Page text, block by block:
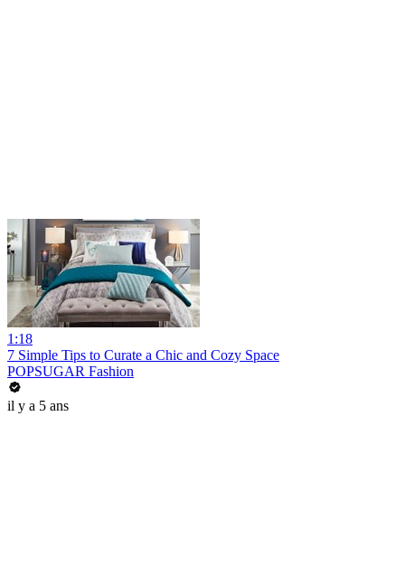
1:18
7 Simple Tips to Curate a Chic and Cozy Space
POPSUGAR Fashion
il y a 5 ans